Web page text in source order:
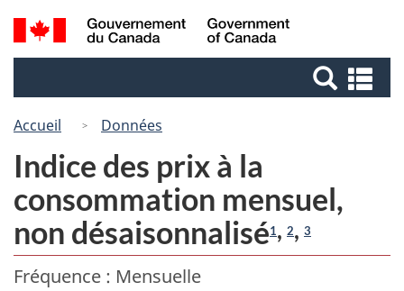
Passer
au
Passer
à
Canada
Recherche
et
et
Accueil Données
Indice des prix à la
consommation mensuel,
non désaisonnalisé1, 2, 3
Fréquence : Mensuelle